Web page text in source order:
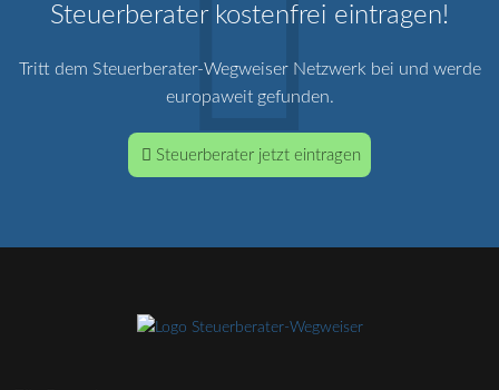
Steuerberater kostenfrei eintragen!
Tritt dem Steuerberater-Wegweiser Netzwerk bei und werde
europaweit gefunden.
Steuerberater jetzt eintragen